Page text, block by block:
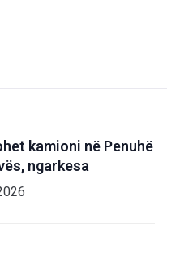
kamioni në Penuhë
ngarkesa